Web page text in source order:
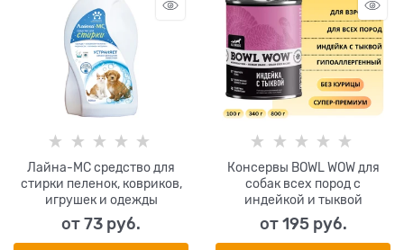
Лайна-МС средство для
стирки пеленок, ковриков,
игрушек и одежды
от 73 руб.
Консервы BOWL WOW для
собак всех пород с
индейкой и тыквой
от 195 руб.